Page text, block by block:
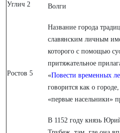
Углич 2
Волги
Ростов 5
Название города
славянским личным
которого с помощью
притяжательное
«Повести временных
говорится как о
«первые насельники»
В 1152 году князь